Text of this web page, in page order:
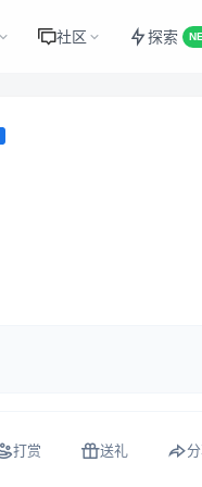
社区 探索
打赏 送礼